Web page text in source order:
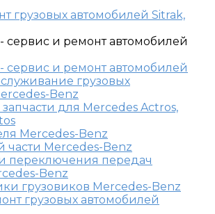
грузовых автомобилей Sitrak,
сервис и ремонт автомобилей
сервис и ремонт автомобилей
грузовых
Benz
для Mercedes Actros,
Mercedes-Benz
части Mercedes-Benz
переключения передач
Benz
грузовиков Mercedes-Benz
грузовых автомобилей